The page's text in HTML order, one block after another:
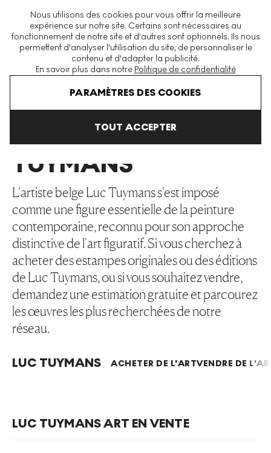
Nous utilisons des cookies pour vous offrir la meilleure
expérience sur notre site. Certains sont nécessaires au
fonctionnement de notre site et d'autres sont optionnels. Ils nous
permettent d'analyser l'utilisation du site, de personnaliser le
contenu et d'adapter la publicité.
En savoir plus dans notre Politique de confidentialité
PARAMÈTRES DES COOKIES
TOUT ACCEPTER
La plus grande plateforme mondiale d'estampes et éditions
modernes et contemporaines
Luc Tuymans
LUC
TUYMANS
L'artiste belge Luc Tuymans s'est imposé
comme une figure essentielle de la peinture
contemporaine, reconnu pour son approche
distinctive de l'art figuratif. Si vous cherchez à
acheter des estampes originales ou des éditions
de Luc Tuymans, ou si vous souhaitez vendre,
demandez une estimation gratuite et parcourez
les œuvres les plus recherchées de notre
réseau.
LUC TUYMANS ACHETER DE L'ARTVENDRE DE
LUC TUYMANS ART EN VENTE